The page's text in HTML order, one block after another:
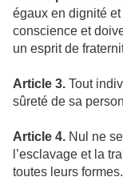
égaux en dignité
conscience et
un esprit de
Article 3. Tout
sûreté de sa
Article 4. Nul ne
l’esclavage et la
toutes leurs formes.